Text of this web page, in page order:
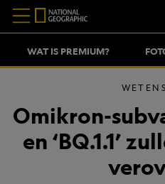
WAT IS PREMIUM?
Omikron-
en ‘BQ.1.1’